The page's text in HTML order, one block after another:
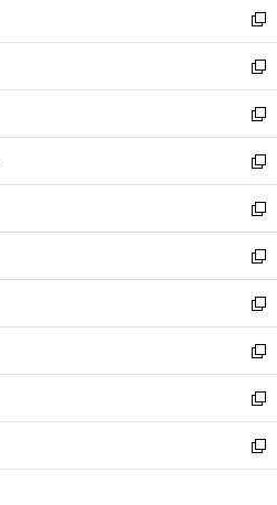
く
で
開
く
ド
ウ
で
開
く
ィ
ン
ド
ウ
で
開
く
新
し
い
ウ
ィ
ン
ド
ウ
で
開
く
新
し
い
ウ
ィ
ン
ド
ウ
で
開
く
新
し
い
ウ
ィ
ン
ド
ウ
で
開
く
新
し
い
ウ
ィ
ン
ド
ウ
で
開
く
新
し
い
ウ
ィ
ン
ド
ウ
で
開
く
新
し
い
ウ
ィ
ン
ド
ウ
で
開
新
し
い
ウ
ィ
ン
ド
ウ
新
し
い
ウ
ィ
ン
新
し
い
ウ
新
し